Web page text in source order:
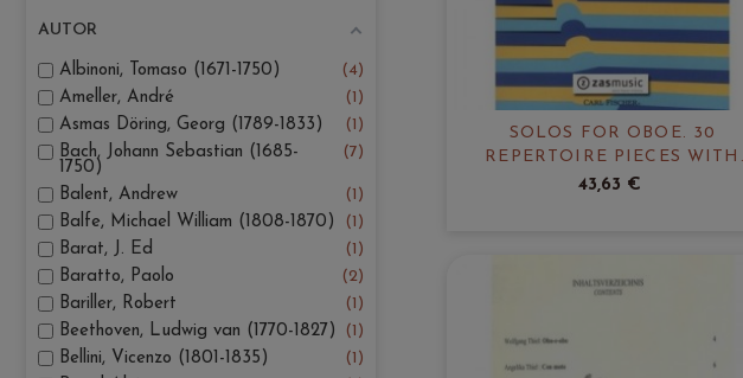
AUTOR
Albinoni, Tomaso (1671-1750)
4
Ameller, André
1
Asmas Döring, Georg (1789-1833)
1
Bach, Johann Sebastian (1685-
1750)
7
Balent, Andrew
1
Balfe, Michael William (1808-1870)
1
Barat, J. Ed
1
Baratto, Paolo
2
Bariller, Robert
1
Beethoven, Ludwig van (1770-1827)
1
Bellini, Vicenzo (1801-1835)
1
SOLOS FOR OBOE. 30
REPERTOIRE PIECES WITH
ACCOMPANIMENT
43,63 €